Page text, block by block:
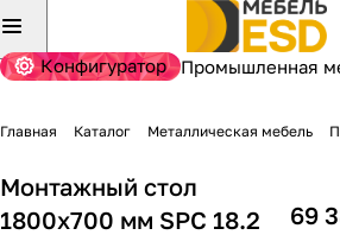
Конфигуратор Промышленная
Главная Каталог Металлическая мебель
Монтажный стол
1800x700 мм SPC 18.2
69